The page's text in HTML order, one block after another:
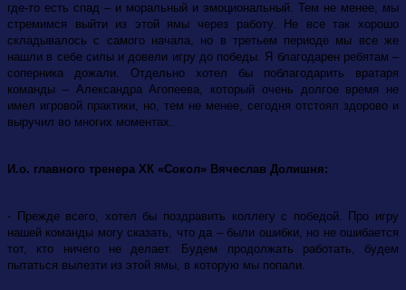
где-то есть спад – и моральный и эмоциональный. Тем не менее, мы
стремимся выйти из этой ямы через работу. Не все так хорошо
складывалось с самого начала, но в третьем периоде мы все же
нашли в себе силы и довели игру до победы. Я благодарен ребятам –
соперника дожали. Отдельно хотел бы поблагодарить вратаря
команды – Александра Агопеева, который очень долгое время не
имел игровой практики, но, тем не менее, сегодня отстоял здорово и
выручил во многих моментах.
И.о. главного тренера ХК «Сокол» Вячеслав Долишня:
- Прежде всего, хотел бы поздравить коллегу с победой. Про игру
нашей команды могу сказать, что да – были ошибки, но не ошибается
тот, кто ничего не делает. Будем продолжать работать, будем
пытаться вылезти из этой ямы, в которую мы попали.